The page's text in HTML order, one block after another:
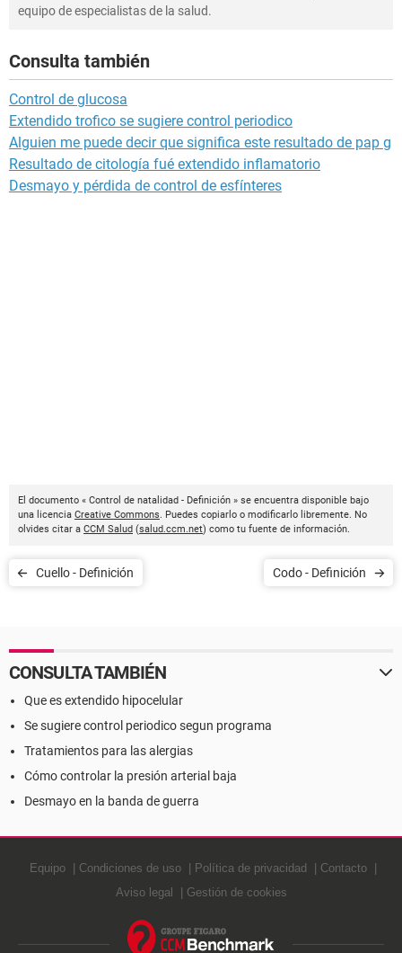
equipo de especialistas de la salud.
Consulta también
Control de glucosa
Extendido trofico se sugiere control periodico
Alguien me puede decir que significa este resultado de pap g
Resultado de citología fué extendido inflamatorio
Desmayo y pérdida de control de esfínteres
El documento « Control de natalidad - Definición » se encuentra disponible bajo
una licencia Creative Commons. Puedes copiarlo o modificarlo libremente. No
olvides citar a CCM Salud (salud.ccm.net) como tu fuente de información.
Cuello - Definición Codo - Definición
CONSULTA TAMBIÉN
Que es extendido hipocelular
Se sugiere control periodico segun programa
Tratamientos para las alergias
Cómo controlar la presión arterial baja
Desmayo en la banda de guerra
Equipo Condiciones de uso Política de privacidad
Contacto
Aviso legal
Gestión de cookies